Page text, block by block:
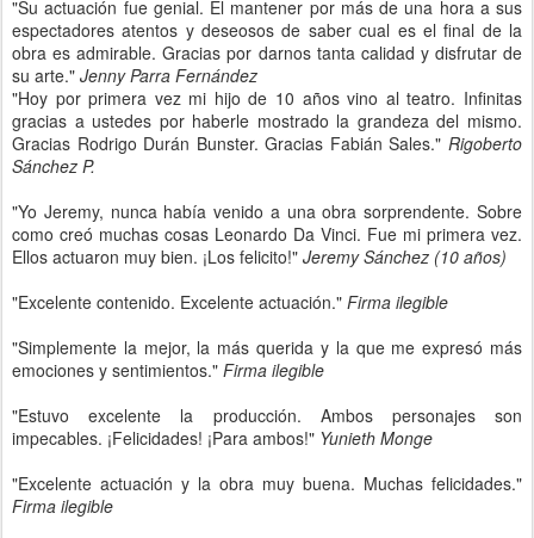
"Su actuación fue genial. El mantener por más de una hora a sus
espectadores atentos y deseosos de saber cual es el final de la
obra es admirable. Gracias por darnos tanta calidad y disfrutar de
su arte." Jenny Parra Fernández
"Hoy por primera vez mi hijo de 10 años vino al teatro. Infinitas
gracias a ustedes por haberle mostrado la grandeza del mismo.
Gracias Rodrigo Durán Bunster. Gracias Fabián Sales." Rigoberto
Sánchez P.
"Yo Jeremy, nunca había venido a una obra sorprendente. Sobre
como creó muchas cosas Leonardo Da Vinci. Fue mi primera vez.
Ellos actuaron muy bien. ¡Los felicito!" Jeremy Sánchez (10 años)
"Excelente contenido. Excelente actuación." Firma ilegible
"Simplemente la mejor, la más querida y la que me expresó más
emociones y sentimientos." Firma ilegible
"Estuvo excelente la producción. Ambos personajes son
impecables. ¡Felicidades! ¡Para ambos!" Yunieth Monge
"Excelente actuación y la obra muy buena. Muchas felicidades."
Firma ilegible